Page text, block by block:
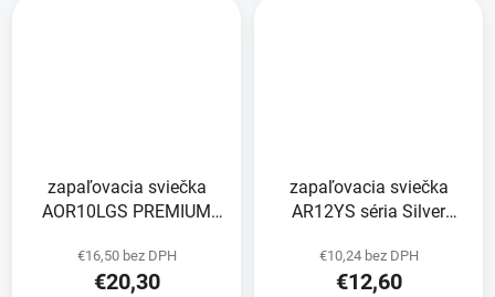
zapaľovacia sviečka
AOR10LGS PREMIUM
BRISK - Česká republika
€16,50 bez DPH
€20,30
zapaľovacia sviečka
AR12YS séria Silver
€10,24 bez DPH
€12,60